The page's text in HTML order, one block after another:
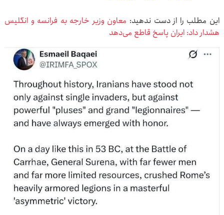
این مطلب را از دست ندهید: معاون وزیر خارجه به فرانسه و انگلیس
هشدار داد: ایران پاسخ قاطع می‌دهد